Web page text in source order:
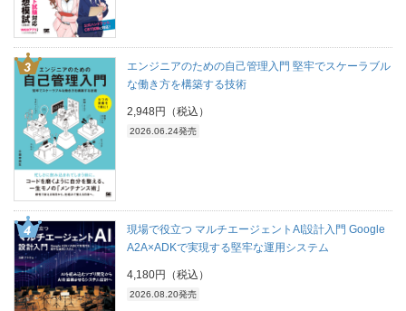
エンジニアのための自己管理入門 堅牢でスケーラブル
な働き方を構築する技術
2,948円（税込）
2026.06.24発売
現場で役立つ マルチエージェントAI設計入門 Google
A2A×ADKで実現する堅牢な運用システム
4,180円（税込）
2026.08.20発売